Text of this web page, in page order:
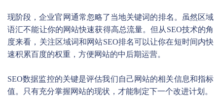
现阶段，企业官网通常忽略了当地关键词的排名。虽然区域
语汇不能让你的网站快速获得高总流量。但从SEO技术的角
度来看，关注区域词和网站SEO排名可以让你在短时间内快
速积累百度的权重，方便网站的中后期运营。
SEO数据监控的关键是评估我们自己网站的相关信息和指标
值。只有充分掌握网站的现状，才能制定下一个改进计划。